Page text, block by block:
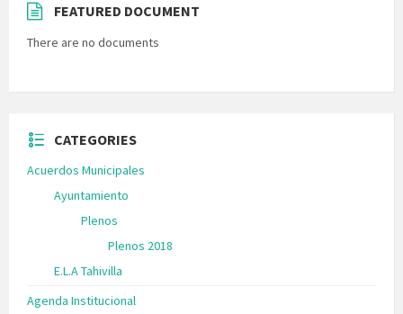
FEATURED DOCUMENT
There are no documents
CATEGORIES
Acuerdos Municipales
Ayuntamiento
Plenos
Plenos 2018
E.L.A Tahivilla
Agenda Institucional